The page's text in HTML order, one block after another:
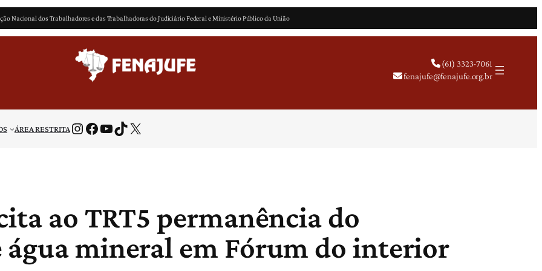
Nacional dos Trabalhadores e das Trabalhadoras do Judiciário Federal e Ministério Público da União
(61) 3323-7061
fenajufe@fenajufe.org.br
ÁREA RESTRITAInstagram Facebook Youtube TikTok X
ao TRT5 permanência do
mineral em Fórum do interior